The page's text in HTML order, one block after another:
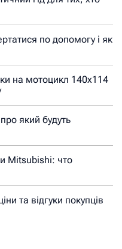
по допомогу і як
на мотоцикл 140х114
який будуть
Mitsubishi: что
та відгуки покупців